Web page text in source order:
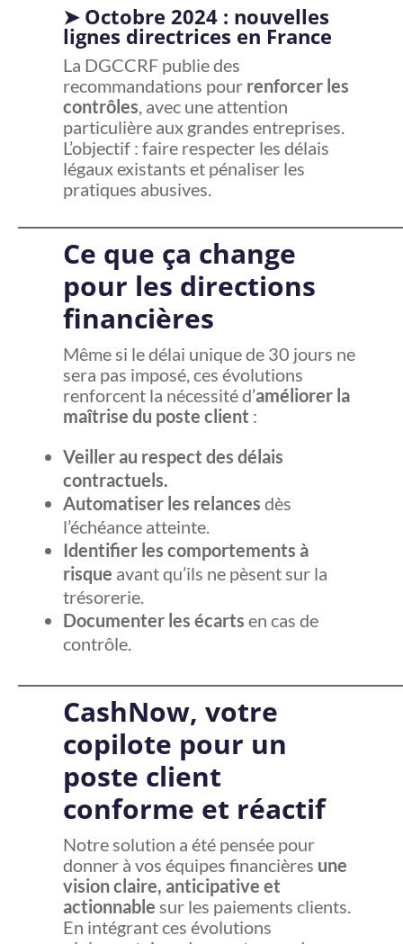
➤ Octobre 2024 : nouvelles
lignes directrices en France
La DGCCRF publie des
recommandations pour renforcer les
contrôles, avec une attention
particulière aux grandes entreprises.
L’objectif : faire respecter les délais
légaux existants et pénaliser les
pratiques abusives.
Ce que ça change
pour les directions
financières
Même si le délai unique de 30 jours ne
sera pas imposé, ces évolutions
renforcent la nécessité d’améliorer la
maîtrise du poste client :
Veiller au respect des délais
contractuels.
Automatiser les relances dès
l’échéance atteinte.
Identifier les comportements à
risque avant qu’ils ne pèsent sur la
trésorerie.
Documenter les écarts en cas de
contrôle.
CashNow, votre
copilote pour un
poste client
conforme et réactif
Notre solution a été pensée pour
donner à vos équipes financières une
vision claire, anticipative et
actionnable sur les paiements clients.
En intégrant ces évolutions